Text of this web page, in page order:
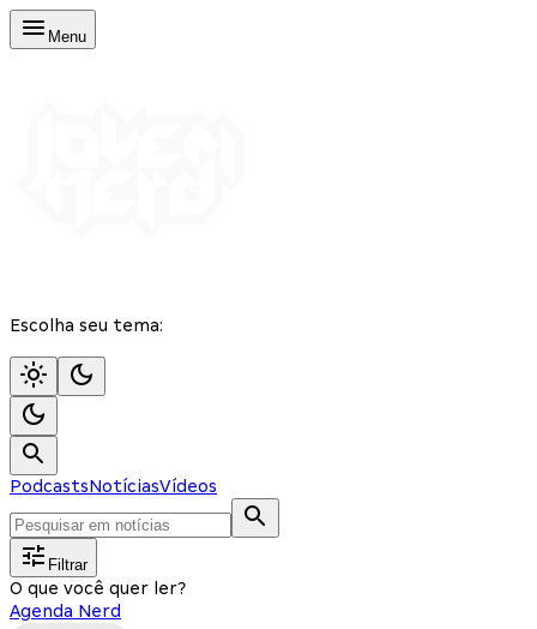
Menu
Escolha seu tema:
PodcastsNotíciasVídeos
Filtrar
O que você quer ler?
Agenda Nerd